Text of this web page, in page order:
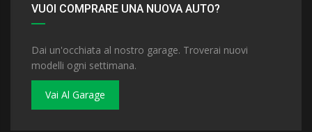
VUOI COMPRARE UNA NUOVA AUTO?
Dai un'occhiata al nostro garage. Troverai nuovi
modelli ogni settimana.
Vai Al Garage